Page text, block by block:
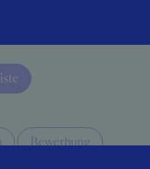
Bewerbung